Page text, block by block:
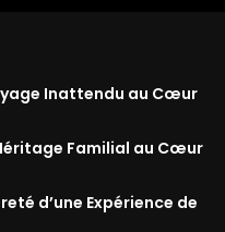
Inattendu au Cœur
Familial au Cœur
d’une Expérience de